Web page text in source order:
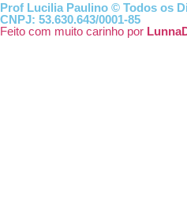
Prof Lucilia Paulino © Todos os
CNPJ: 53.630.643/0001-85
Feito com muito carinho por